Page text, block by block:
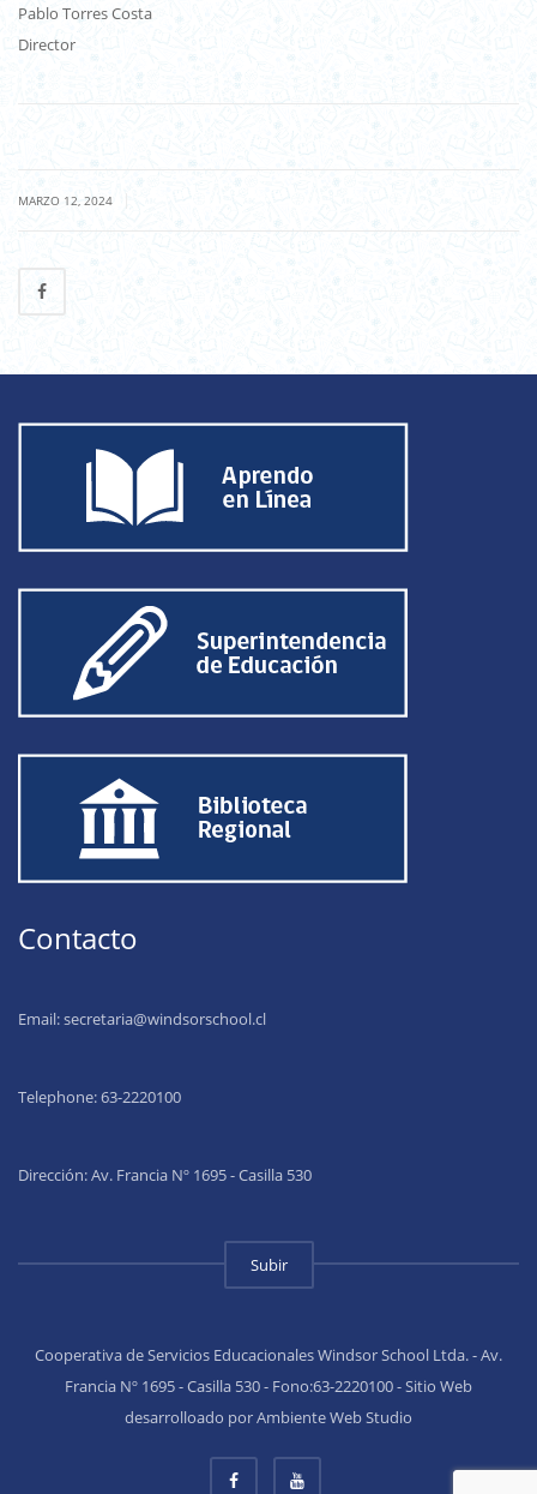
Pablo Torres Costa
Director
MARZO 12, 2024
Contacto
Email:secretaria@windsorschool.cl
Telephone: 63-2220100
Dirección: Av. Francia Nº 1695 - Casilla 530
Subir
Cooperativa de Servicios Educacionales Windsor School Ltda. - Av.
Francia Nº 1695 - Casilla 530 - Fono:63-2220100 - Sitio Web
desarrolloado por Ambiente Web Studio